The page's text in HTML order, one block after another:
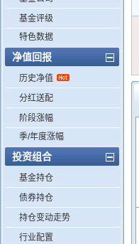
基金评级
特色数据
净值回报
历史净值
分红送配
阶段涨幅
季/年度涨幅
投资组合
基金持仓
债券持仓
持仓变动走势
行业配置